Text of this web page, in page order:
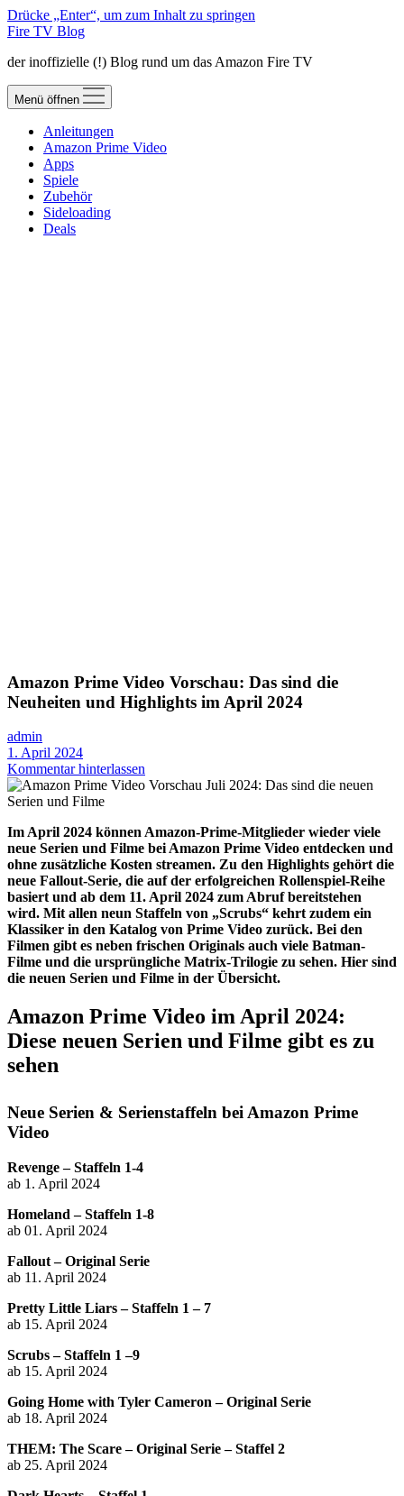
Drücke „Enter“, um zum Inhalt zu springen
Fire TV Blog
der inoffizielle (!) Blog rund um das Amazon Fire TV
Menü öffnen
Anleitungen
Amazon Prime Video
Apps
Spiele
Zubehör
Sideloading
Deals
Amazon Prime Video Vorschau: Das sind die
Neuheiten und Highlights im April 2024
admin
1. April 2024
Kommentar hinterlassen
Im April 2024 können Amazon-Prime-Mitglieder wieder viele
neue Serien und Filme bei Amazon Prime Video entdecken und
ohne zusätzliche Kosten streamen. Zu den Highlights gehört die
neue Fallout-Serie, die auf der erfolgreichen Rollenspiel-Reihe
basiert und ab dem 11. April 2024 zum Abruf bereitstehen
wird. Mit allen neun Staffeln von „Scrubs“ kehrt zudem ein
Klassiker in den Katalog von Prime Video zurück. Bei den
Filmen gibt es neben frischen Originals auch viele Batman-
Filme und die ursprüngliche Matrix-Trilogie zu sehen. Hier sind
die neuen Serien und Filme in der Übersicht.
Amazon Prime Video im April 2024:
Diese neuen Serien und Filme gibt es zu
sehen
Neue Serien & Serienstaffeln bei Amazon Prime
Video
Revenge – Staffeln 1-4
ab 1. April 2024
Homeland – Staffeln 1-8
ab 01. April 2024
Fallout – Original Serie
ab 11. April 2024
Pretty Little Liars – Staffeln 1 – 7
ab 15. April 2024
Scrubs – Staffeln 1 –9
ab 15. April 2024
Going Home with Tyler Cameron – Original Serie
ab 18. April 2024
THEM: The Scare – Original Serie – Staffel 2
ab 25. April 2024